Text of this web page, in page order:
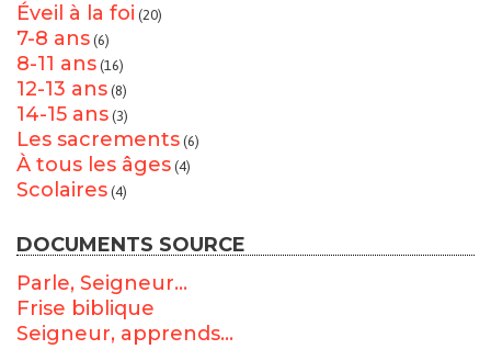
Éveil à la foi (20)
7-8 ans (6)
8-11 ans (16)
12-13 ans (8)
14-15 ans (3)
Les sacrements (6)
À tous les âges (4)
Scolaires (4)
DOCUMENTS SOURCE
Parle, Seigneur...
Frise biblique
Seigneur, apprends...